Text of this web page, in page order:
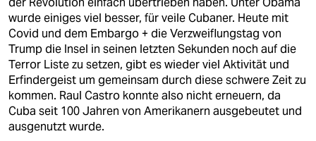
unterstützen
abo
genossenschaft
epaper login
wurde einiges viel besser, für veile Cubaner. Heute mit
Covid und dem Embargo + die Verzweiflungstag von
Trump die Insel in seinen letzten Sekunden noch auf die
Terror Liste zu setzen, gibt es wieder viel Aktivität und
Erfindergeist um gemeinsam durch diese schwere Zeit zu
kommen. Raul Castro konnte also nicht erneuern, da
Cuba seit 100 Jahren von Amerikanern ausgebeutet und
ausgenutzt wurde.